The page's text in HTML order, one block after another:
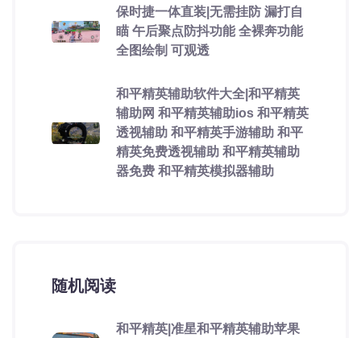
保时捷一体直装|无需挂防 漏打自
瞄 午后聚点防抖功能 全裸奔功能
全图绘制 可观透
和平精英辅助软件大全|和平精英
辅助网 和平精英辅助ios 和平精英
透视辅助 和平精英手游辅助 和平
精英免费透视辅助 和平精英辅助
器免费 和平精英模拟器辅助
随机阅读
和平精英|准星和平精英辅助苹果